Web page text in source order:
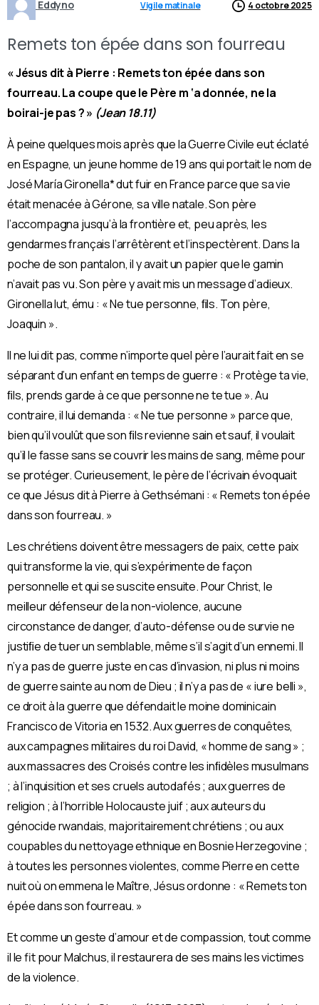
Eddyno Vigile matinale 4 octobre 2025
Remets ton épée dans son fourreau
« Jésus dit à Pierre : Remets ton épée dans son
fourreau. La coupe que le Père m ‘a donnée, ne la
boirai-je pas ? » (Jean 18.11)
À peine quelques mois après que la Guerre Civile eut éclaté
en Espagne, un jeune homme de 19 ans qui portait le nom de
José María Gironella* dut fuir en France parce que sa vie
était menacée à Gérone, sa ville natale. Son père
l’accompagna jusqu’à la frontière et, peu après, les
gendarmes français l’arrêtèrent et l’inspectèrent. Dans la
poche de son pantalon, il y avait un papier que le gamin
n’avait pas vu. Son père y avait mis un message d’adieux.
Gironella lut, ému : « Ne tue personne, ﬁls. Ton père,
Joaquin ».
Il ne lui dit pas, comme n’importe quel père l’aurait fait en se
séparant d’un enfant en temps de guerre : « Protège ta vie,
ﬁls, prends garde à ce que personne ne te tue ». Au
contraire, il lui demanda : « Ne tue personne » parce que,
bien qu’il voulût que son ﬁls revienne sain et sauf, il voulait
qu’il le fasse sans se couvrir les mains de sang, même pour
se protéger. Curieusement, le père de l’écrivain évoquait
ce que Jésus dit à Pierre à Gethsémani : « Remets ton épée
dans son fourreau. »
Les chrétiens doivent être messagers de paix, cette paix
qui transforme la vie, qui s’expérimente de façon
personnelle et qui se suscite ensuite. Pour Christ, le
meilleur défenseur de la non-violence, aucune
circonstance de danger, d’auto-défense ou de survie ne
justiﬁe de tuer un semblable, même s’il s’agit d’un ennemi. Il
n’y a pas de guerre juste en cas d’invasion, ni plus ni moins
de guerre sainte au nom de Dieu ; il n’y a pas de « iure belli »,
ce droit à la guerre que défendait le moine dominicain
Francisco de Vitoria en 1532. Aux guerres de conquêtes,
aux campagnes militaires du roi David, « homme de sang » ;
aux massacres des Croisés contre les inﬁdèles musulmans
; à l’inquisition et ses cruels autodafés ; aux guerres de
religion ; à l’horrible Holocauste juif ; aux auteurs du
génocide rwandais, majoritairement chrétiens ; ou aux
coupables du nettoyage ethnique en Bosnie Herzegovine ;
à toutes les personnes violentes, comme Pierre en cette
nuit où on emmena le Maître, Jésus ordonne : « Remets ton
épée dans son fourreau. »
Et comme un geste d’amour et de compassion, tout comme
il le fit pour Malchus, il restaurera de ses mains les victimes
de la violence.